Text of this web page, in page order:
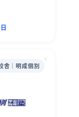
舎｜明成個別